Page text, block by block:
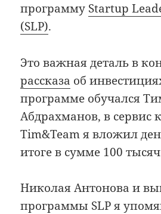
программу Startup
(SLP).
Это важная деталь в
рассказа об
программе обучался
Абдрахманов, в сервис
Tim&Team я вложил
итоге в сумме 100
Николая Антонова и
программы SLP я